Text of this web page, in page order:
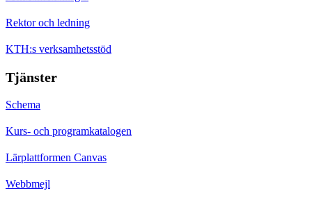
Rektor och ledning
KTH:s verksamhetsstöd
Tjänster
Schema
Kurs- och programkatalogen
Lärplattformen Canvas
Webbmejl